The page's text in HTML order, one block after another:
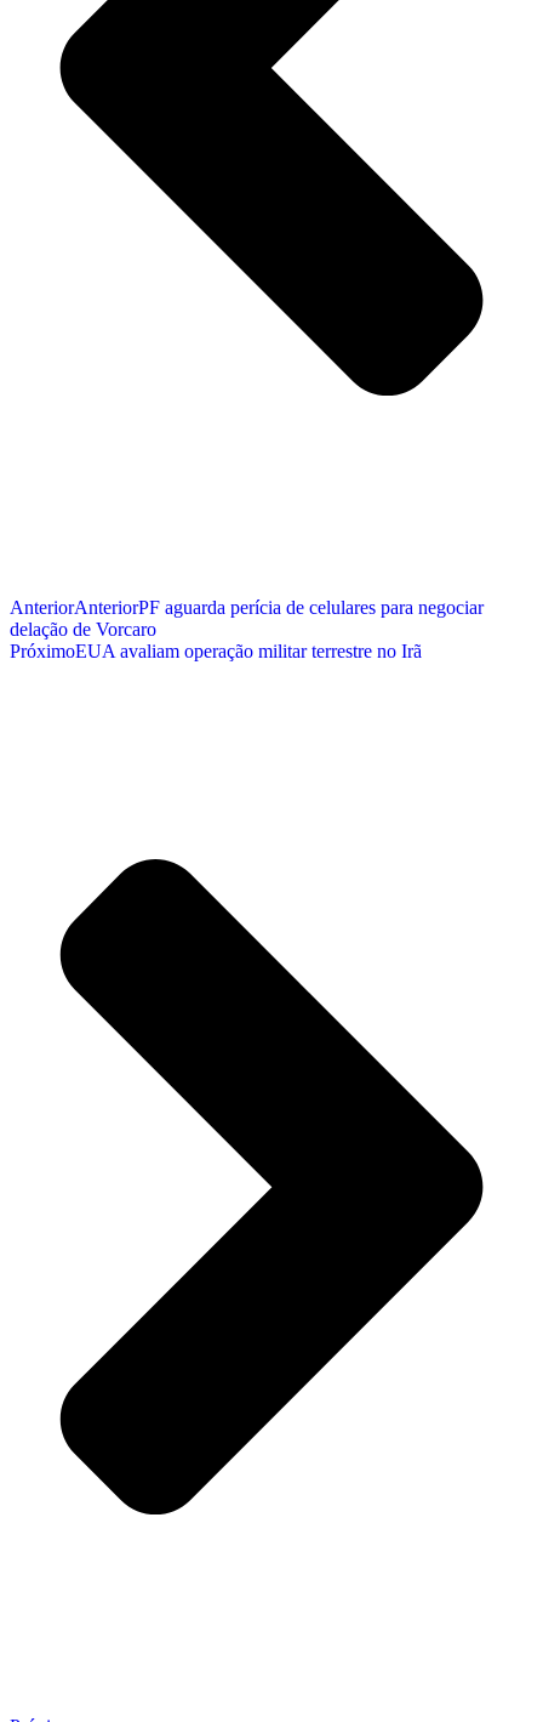
AnteriorAnteriorPF aguarda perícia de celulares para negociar
delação de Vorcaro
PróximoEUA avaliam operação militar terrestre no Irã